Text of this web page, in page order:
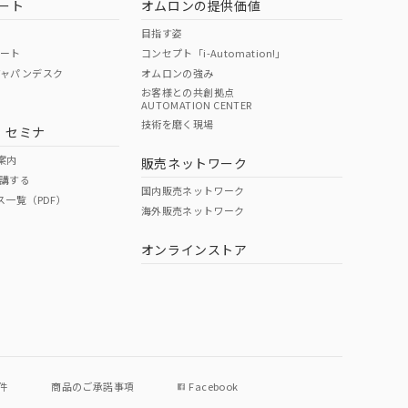
O O
ト
ト
パンデスク
セミナ
内
する
覧（PDF）
オムロンの提供価値
目指す姿
コンセプト「i-Automation!」
オムロンの強み
お客様との共創拠点
AUTOMATION CENTER
技術を磨く現場
販売ネットワーク
国内販売ネットワーク
海外販売ネットワーク
オンラインストア
商品のご承諾事項 Facebook